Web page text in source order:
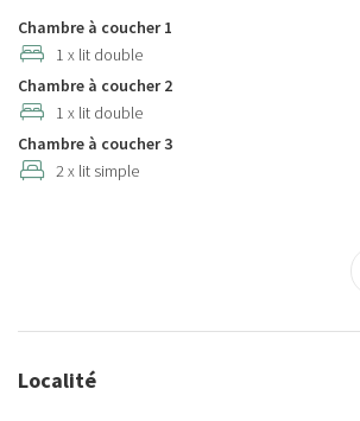
Jardin
Linge de lit
Longs séjours acceptés
Notions de cuisine de base
Sèche-cheveux
Shampooing
Chambre à coucher 1
1 x lit double
Chambre à coucher 2
1 x lit double
Chambre à coucher 3
2 x lit simple
Localité